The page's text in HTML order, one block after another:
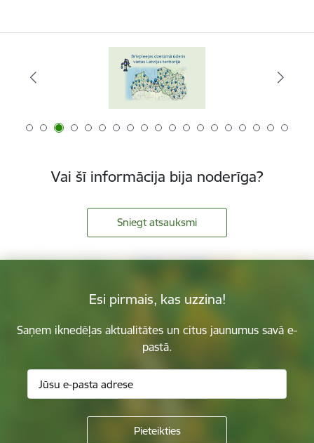
Vai šī informācija bija noderīga?
Sniegt atsauksmi
Esi pirmais, kas uzzina!
Saņem iknedēļas aktualitātes un citus jaunumus savā e-
pastā.